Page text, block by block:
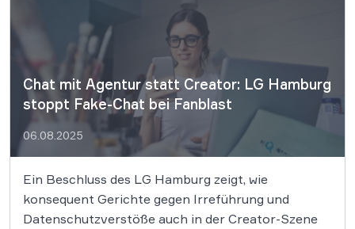
Chat mit Agentur statt Creator: LG Hamburg
stoppt Fake-Chat bei Fanblast
06.08.2025
Ein Beschluss des LG Hamburg zeigt, wie
konsequent Gerichte gegen Irreführung und
Datenschutzverstöße auch in der Creator-Szene